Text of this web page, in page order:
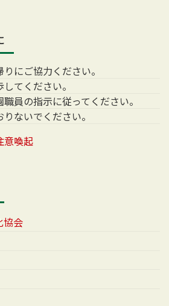
にご協力ください。
てください。
員の指示に従ってください。
ないでください。
意喚起
協会